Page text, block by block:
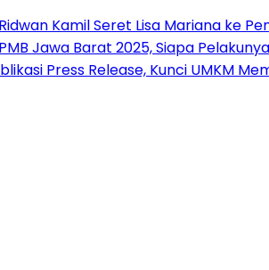
Kamil Seret Lisa Mariana ke
Jawa Barat 2025, Siapa
Press Release, Kunci UMKM